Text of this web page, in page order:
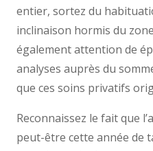
entier, sortez du
inclinaison hormis du
également attention de
analyses auprès du
que ces soins privatifs
Reconnaissez le fait que
peut-être cette année de